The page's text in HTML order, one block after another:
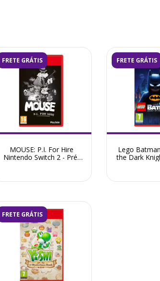
FRETE GRÁTIS
MOUSE: P.I. For Hire
Nintendo Switch 2 - Pré-
FRETE GRÁTIS
Lego
the Dark
FRETE GRÁTIS